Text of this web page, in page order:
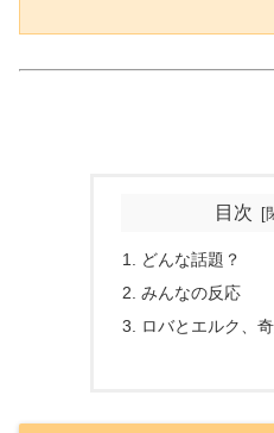
目次
どんな話題？
みんなの反応
ロバとエルク、